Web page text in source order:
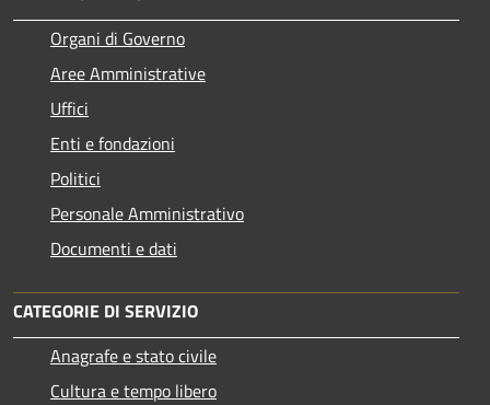
Organi di Governo
Aree Amministrative
Uffici
Enti e fondazioni
Politici
Personale Amministrativo
Documenti e dati
CATEGORIE DI SERVIZIO
Anagrafe e stato civile
Cultura e tempo libero